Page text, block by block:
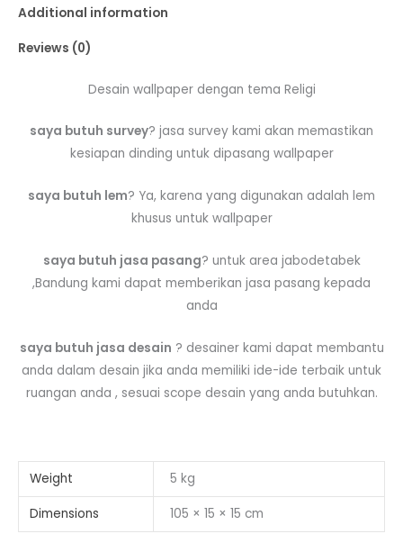
Additional information
Reviews (0)
Desain wallpaper dengan tema Religi
saya butuh survey? jasa survey kami akan memastikan
kesiapan dinding untuk dipasang wallpaper
saya butuh lem? Ya, karena yang digunakan adalah lem
khusus untuk wallpaper
saya butuh jasa pasang? untuk area jabodetabek
,Bandung kami dapat memberikan jasa pasang kepada
anda
saya butuh jasa desain ? desainer kami dapat membantu
anda dalam desain jika anda memiliki ide-ide terbaik untuk
ruangan anda , sesuai scope desain yang anda butuhkan.
Weight 5 kg
Dimensions 105 × 15 × 15 cm